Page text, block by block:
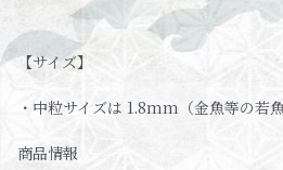
【サイズ】
・中粒サイズは 1.8mm（金魚等の若
商品情報